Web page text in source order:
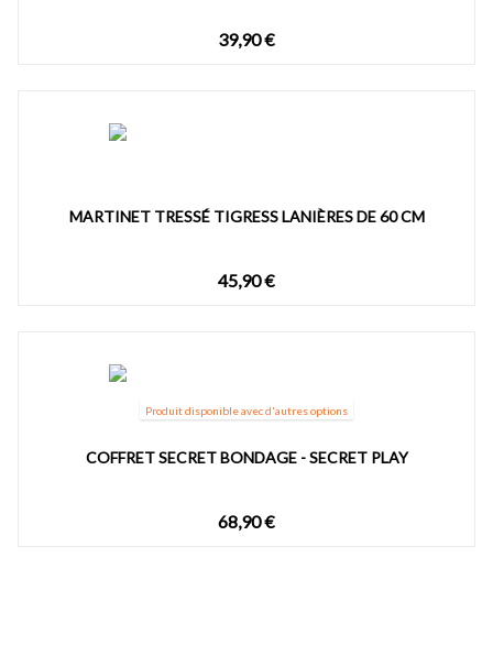
39,90 €
MARTINET TRESSÉ TIGRESS LANIÈRES DE 60 CM
45,90 €
Produit disponible avec d'autres options
COFFRET SECRET BONDAGE - SECRET PLAY
68,90 €